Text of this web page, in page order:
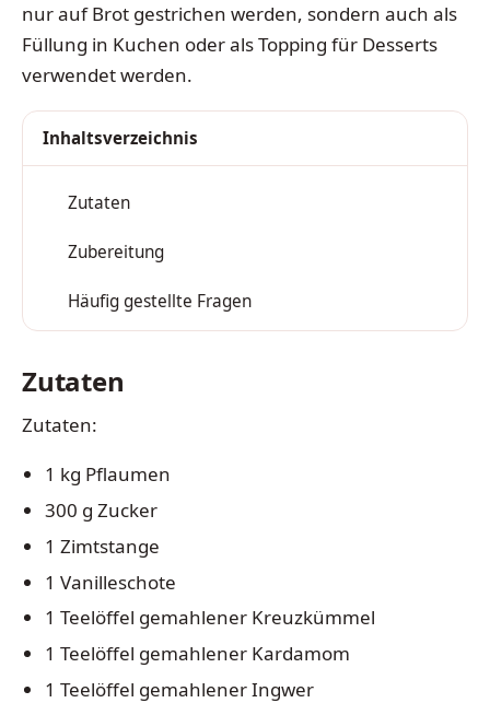
nur auf Brot gestrichen werden, sondern auch als
Füllung in Kuchen oder als Topping für Desserts
verwendet werden.
Inhaltsverzeichnis
Zutaten
Zubereitung
Häufig gestellte Fragen
Zutaten
Zutaten:
1 kg Pflaumen
300 g Zucker
1 Zimtstange
1 Vanilleschote
1 Teelöffel gemahlener Kreuzkümmel
1 Teelöffel gemahlener Kardamom
1 Teelöffel gemahlener Ingwer